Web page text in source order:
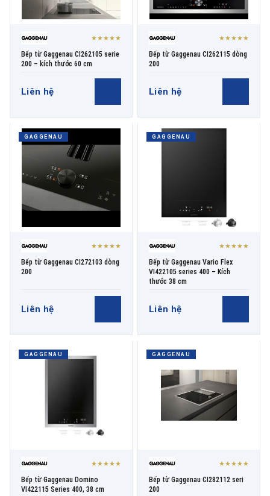
★★★★★
Bếp từ Gaggenau CI262105 serie
200 – kích thước 60 cm
Liên hệ
★★★★★
Bếp từ Gaggenau CI262115 dòng
200
Liên hệ
GAGGENAU
★★★★★
Bếp từ Gaggenau CI272103 dòng
200
Liên hệ
GAGGENAU
★★★★★
Bếp từ Gaggenau Vario Flex
VI422105 series 400 – Kích
thước 38 cm
Liên hệ
GAGGENAU
★★★★★
Bếp từ Gaggenau Domino
VI422115 Series 400, 38 cm
GAGGENAU
★★★★★
Bếp từ Gaggenau CI282112 seri
200